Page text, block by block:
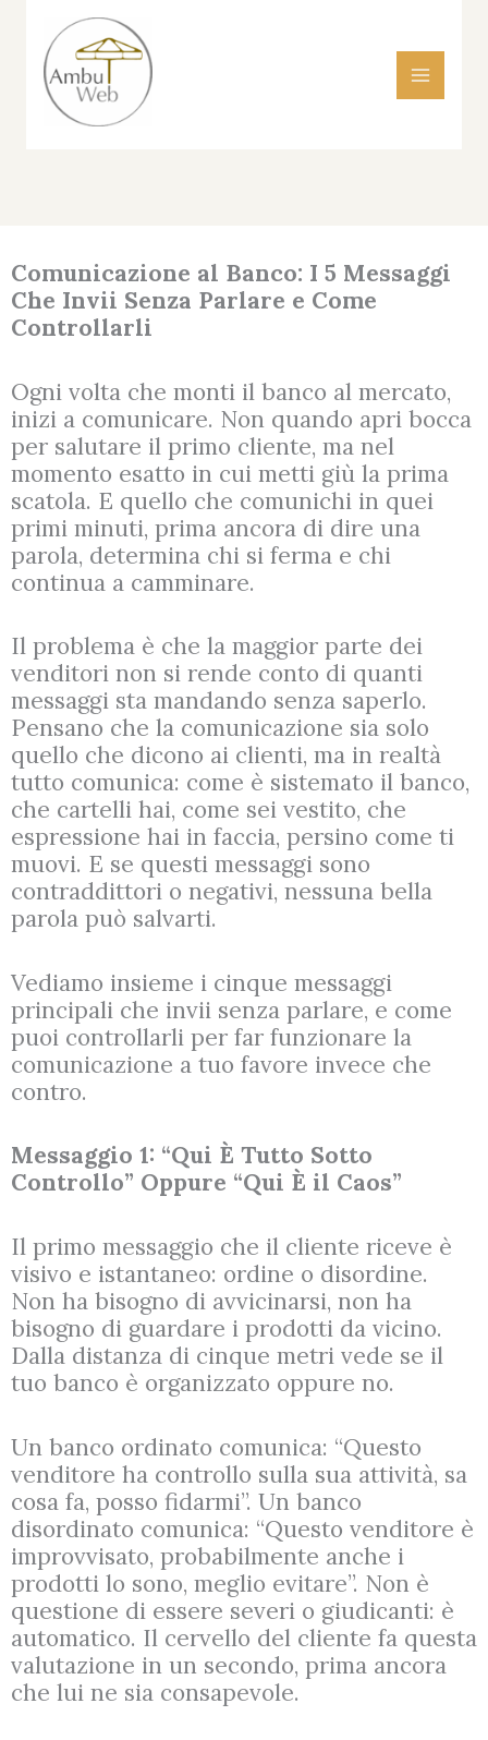
contenuto
Comunicazione al Banco: I 5 Messaggi
Che Invii Senza Parlare e Come
Controllarli
Ogni volta che monti il banco al mercato,
inizi a comunicare. Non quando apri bocca
per salutare il primo cliente, ma nel
momento esatto in cui metti giù la prima
scatola. E quello che comunichi in quei
primi minuti, prima ancora di dire una
parola, determina chi si ferma e chi
continua a camminare.
Il problema è che la maggior parte dei
venditori non si rende conto di quanti
messaggi sta mandando senza saperlo.
Pensano che la comunicazione sia solo
quello che dicono ai clienti, ma in realtà
tutto comunica: come è sistemato il banco,
che cartelli hai, come sei vestito, che
espressione hai in faccia, persino come ti
muovi. E se questi messaggi sono
contraddittori o negativi, nessuna bella
parola può salvarti.
Vediamo insieme i cinque messaggi
principali che invii senza parlare, e come
puoi controllarli per far funzionare la
comunicazione a tuo favore invece che
contro.
Messaggio 1: “Qui È Tutto Sotto
Controllo” Oppure “Qui È il Caos”
Il primo messaggio che il cliente riceve è
visivo e istantaneo: ordine o disordine.
Non ha bisogno di avvicinarsi, non ha
bisogno di guardare i prodotti da vicino.
Dalla distanza di cinque metri vede se il
tuo banco è organizzato oppure no.
Un banco ordinato comunica: “Questo
venditore ha controllo sulla sua attività, sa
cosa fa, posso fidarmi”. Un banco
disordinato comunica: “Questo venditore è
improvvisato, probabilmente anche i
prodotti lo sono, meglio evitare”. Non è
questione di essere severi o giudicanti: è
automatico. Il cervello del cliente fa questa
valutazione in un secondo, prima ancora
che lui ne sia consapevole.